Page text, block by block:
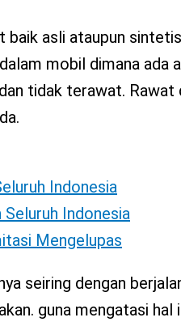
baik asli ataupun
mobil dimana ada
tidak terawat.
Indonesia
Indonesia
Mengelupas
seiring dengan
guna mengatasi